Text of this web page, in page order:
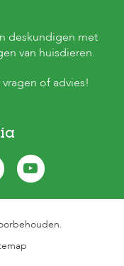
deskundigen met
van huisdieren.
of advies!